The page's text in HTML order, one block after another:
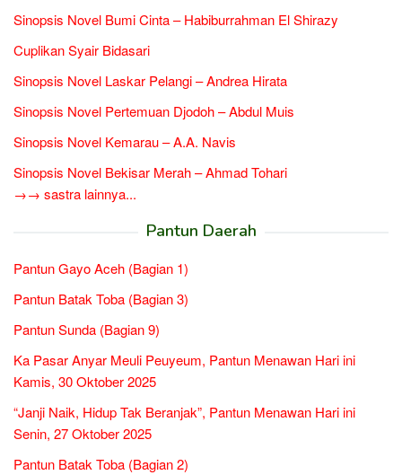
Sinopsis Novel Bumi Cinta – Habiburrahman El Shirazy
Cuplikan Syair Bidasari
Sinopsis Novel Laskar Pelangi – Andrea Hirata
Sinopsis Novel Pertemuan Djodoh – Abdul Muis
Sinopsis Novel Kemarau – A.A. Navis
Sinopsis Novel Bekisar Merah – Ahmad Tohari
→→ sastra lainnya...
Pantun Daerah
Pantun Gayo Aceh (Bagian 1)
Pantun Batak Toba (Bagian 3)
Pantun Sunda (Bagian 9)
Ka Pasar Anyar Meuli Peuyeum, Pantun Menawan Hari ini
Kamis, 30 Oktober 2025
“Janji Naik, Hidup Tak Beranjak”, Pantun Menawan Hari ini
Senin, 27 Oktober 2025
Pantun Batak Toba (Bagian 2)